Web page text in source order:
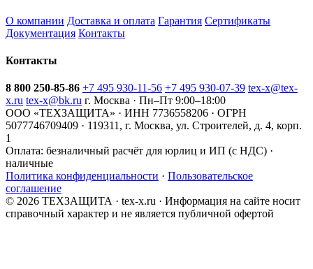
О компании Доставка и оплата Гарантия Сертификаты
Документация Контакты
Контакты
8 800 250-85-86 +7 495 930-11-56 +7 495 930-07-39 tex-x@tex-
x.ru tex-x@bk.ru г. Москва · Пн–Пт 9:00–18:00
ООО «ТЕХЗАЩИТА» · ИНН 7736558206 · ОГРН
5077746709409 · 119311, г. Москва, ул. Строителей, д. 4, корп.
1
Оплата: безналичный расчёт для юрлиц и ИП (с НДС) ·
наличные
Политика конфиденциальности · Пользовательское
соглашение
© 2026 ТЕХЗАЩИТА · tex-x.ru · Информация на сайте носит
справочный характер и не является публичной офертой